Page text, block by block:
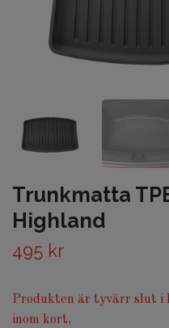
Trunkmatta
Highland
495 kr
Produkten är tyvärr slut i
inom kort.